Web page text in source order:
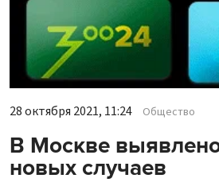
28 октября 2021, 11:24 Общество
В Москве
новых случаев